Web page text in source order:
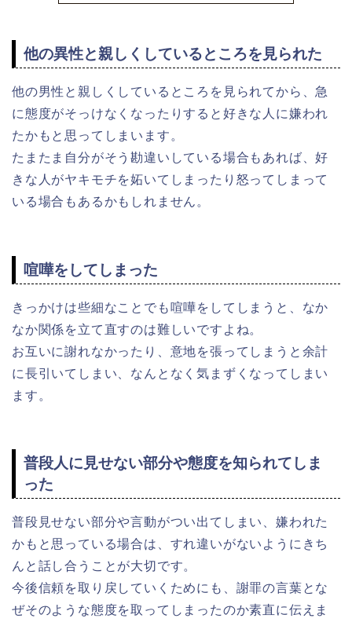
他の異性と親しくしているところを見られた
他の男性と親しくしているところを見られてから、急
に態度がそっけなくなったりすると好きな人に嫌われ
たかもと思ってしまいます。
たまたま自分がそう勘違いしている場合もあれば、好
きな人がヤキモチを妬いてしまったり怒ってしまって
いる場合もあるかもしれません。
喧嘩をしてしまった
きっかけは些細なことでも喧嘩をしてしまうと、なか
なか関係を立て直すのは難しいですよね。
お互いに謝れなかったり、意地を張ってしまうと余計
に長引いてしまい、なんとなく気まずくなってしまい
ます。
普段人に見せない部分や態度を知られてしま
った
普段見せない部分や言動がつい出てしまい、嫌われた
かもと思っている場合は、すれ違いがないようにきち
んと話し合うことが大切です。
今後信頼を取り戻していくためにも、謝罪の言葉とな
ぜそのような態度を取ってしまったのか素直に伝えま